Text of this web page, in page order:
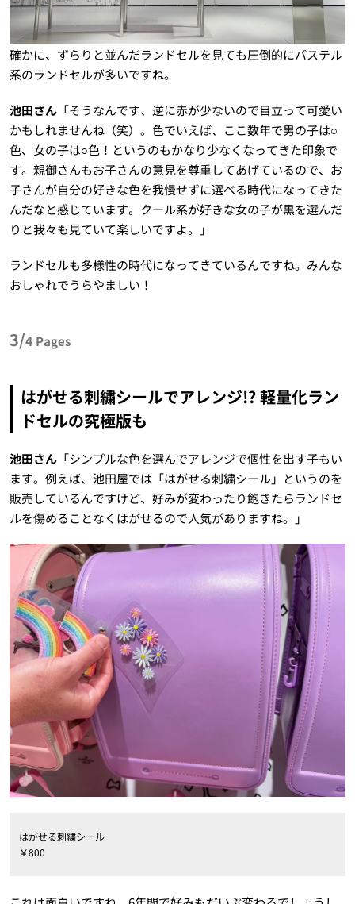
確かに、ずらりと並んだランドセルを見ても圧倒的にパステル
系のランドセルが多いですね。
池田さん「そうなんです、逆に赤が少ないので目立って可愛い
かもしれませんね（笑）。色でいえば、ここ数年で男の子は○
色、女の子は○色！というのもかなり少なくなってきた印象で
す。親御さんもお子さんの意見を尊重してあげているので、お
子さんが自分の好きな色を我慢せずに選べる時代になってきた
んだなと感じています。クール系が好きな女の子が黒を選んだ
りと我々も見ていて楽しいですよ。」
ランドセルも多様性の時代になってきているんですね。みんな
おしゃれでうらやましい！
3/4 Pages
はがせる刺繍シールでアレンジ!? 軽量化ラン
ドセルの究極版も
池田さん「シンプルな色を選んでアレンジで個性を出す子もい
ます。例えば、池田屋では「はがせる刺繍シール」というのを
販売しているんですけど、好みが変わったり飽きたらランドセ
ルを傷めることなくはがせるので人気がありますね。」
はがせる刺繍シール
￥800